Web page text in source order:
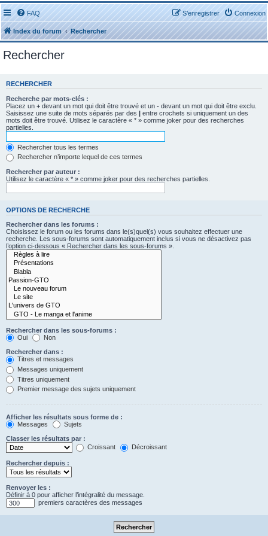
FAQ Connexion
S’enregistrer
Index du forum Rechercher
Rechercher
RECHERCHER
Recherche par mots-clés :
Placez un + devant un mot qui doit être trouvé et un - devant un mot qui doit être exclu.
Saisissez une suite de mots séparés par des | entre crochets si uniquement un des
mots doit être trouvé. Utilisez le caractère « * » comme joker pour des recherches
partielles.
Rechercher tous les termes
Rechercher n’importe lequel de ces termes
Rechercher par auteur :
Utilisez le caractère « * » comme joker pour des recherches partielles.
OPTIONS DE RECHERCHE
Rechercher dans les forums :
Choisissez le forum ou les forums dans le(s)quel(s) vous souhaitez effectuer une
recherche. Les sous-forums sont automatiquement inclus si vous ne désactivez pas
l’option ci-dessous « Rechercher dans les sous-forums ».
Rechercher dans les sous-forums :
Oui
Non
Rechercher dans :
Titres et messages
Messages uniquement
Titres uniquement
Premier message des sujets uniquement
Afficher les résultats sous forme de :
Messages
Sujets
Classer les résultats par :
Croissant
Décroissant
Rechercher depuis :
Renvoyer les :
Définir à 0 pour afficher l’intégralité du message.
premiers caractères des messages